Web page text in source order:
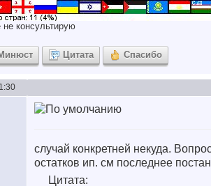
не консультирую
Цитата Спасибо
случай конкретней некуда.
остатков ип. см последнее
Цитата: